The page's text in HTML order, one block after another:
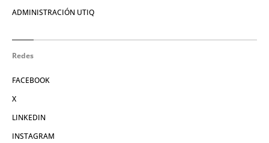
ADMINISTRACIÓN UTIQ
Redes
FACEBOOK
X
LINKEDIN
INSTAGRAM